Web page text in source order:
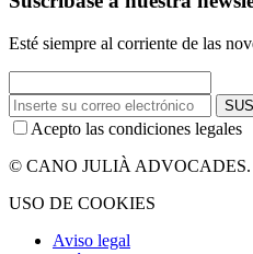
Esté siempre al corriente de las
Acepto las condiciones legales
© CANO JULIÀ ADVOCADES.
USO DE COOKIES
Aviso legal